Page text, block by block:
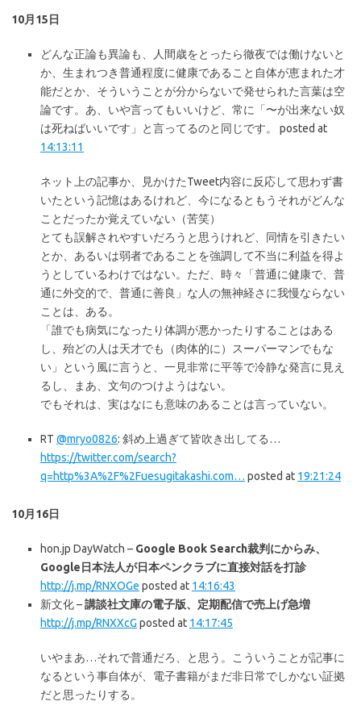
10月15日
どんな正論も異論も、人間歳をとったら徹夜では働けないと
か、生まれつき普通程度に健康であること自体が恵まれた才
能だとか、そういうことが分からないで発せられた言葉は空
論です。あ、いや言ってもいいけど、常に「〜が出来ない奴
は死ねばいいです」と言ってるのと同じです。 posted at
14:13:11
ネット上の記事か、見かけたTweet内容に反応して思わず書
いたという記憶はあるけれど、今になるともうそれがどんな
ことだったか覚えていない（苦笑）
とても誤解されやすいだろうと思うけれど、同情を引きたい
とか、あるいは弱者であることを強調して不当に利益を得よ
うとしているわけではない。ただ、時々「普通に健康で、普
通に外交的で、普通に善良」な人の無神経さに我慢ならない
ことは、ある。
「誰でも病気になったり体調が悪かったりすることはある
し、殆どの人は天才でも（肉体的に）スーパーマンでもな
い」という風に言うと、一見非常に平等で冷静な発言に見え
るし、まあ、文句のつけようはない。
でもそれは、実はなにも意味のあることは言っていない。
RT @mryo0826: 斜め上過ぎて皆吹き出してる…
https://twitter.com/search?
q=http%3A%2F%2Fuesugitakashi.com… posted at 19:21:24
10月16日
hon.jp DayWatch – Google Book Search裁判にからみ、
Google日本法人が日本ペンクラブに直接対話を打診
http://j.mp/RNXOGe posted at 14:16:43
新文化 –講談社文庫の電子版、定期配信で売上げ急増
http://j.mp/RNXXcG posted at 14:17:45
いやまあ…それで普通だろ、と思う。こういうことが記事に
なるという事自体が、電子書籍がまだ非日常でしかない証拠
だと思ったりする。